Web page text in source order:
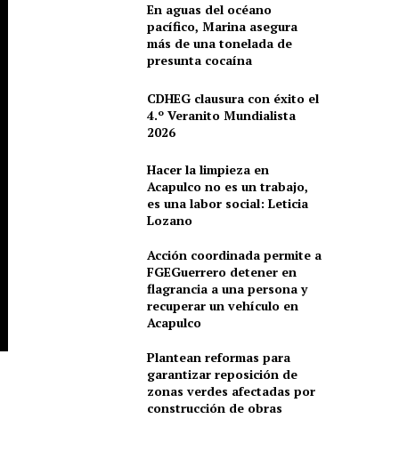
En aguas del océano
pacífico, Marina asegura
más de una tonelada de
presunta cocaína
CDHEG clausura con éxito el
4.º Veranito Mundialista
2026
Hacer la limpieza en
Acapulco no es un trabajo,
es una labor social: Leticia
Lozano
Acción coordinada permite a
FGEGuerrero detener en
flagrancia a una persona y
recuperar un vehículo en
Acapulco
Plantean reformas para
garantizar reposición de
zonas verdes afectadas por
construcción de obras